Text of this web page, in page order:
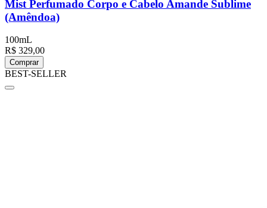
Mist Perfumado Corpo e Cabelo Amande Sublime
(Amêndoa)
100mL
R$ 329,00
Comprar
BEST-SELLER